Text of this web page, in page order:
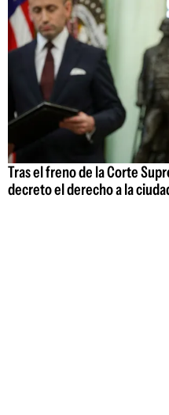
Tras el freno de la Corte
decreto el derecho a la